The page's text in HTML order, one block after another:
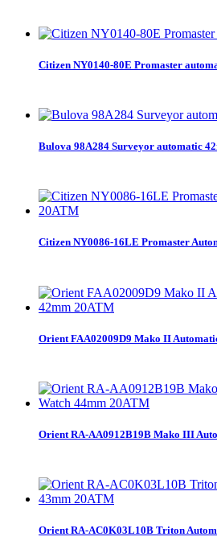
Citizen NY0140-80E Promaster
Bulova 98A284 Surveyor automatic
Citizen NY0086-16LE Promaster
Orient FAA02009D9 Mako II
Orient RA-AA0912B19B Mako III
Orient RA-AC0K03L10B Triton